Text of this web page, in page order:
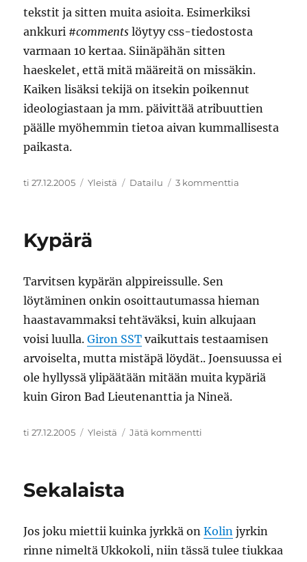
tekstit ja sitten muita asioita. Esimerkiksi
ankkuri #comments löytyy css-tiedostosta
varmaan 10 kertaa. Siinäpähän sitten
haeskelet, että mitä määreitä on missäkin.
Kaiken lisäksi tekijä on itsekin poikennut
ideologiastaan ja mm. päivittää atribuuttien
päälle myöhemmin tietoa aivan kummallisesta
paikasta.
Julkaistu
ti 27.12.2005 Kategoriat
Yleistä Avainsanat
Datailu 3 kommenttia
Kypärä
Tarvitsen kypärän alppireissulle. Sen
löytäminen onkin osoittautumassa hieman
haastavammaksi tehtäväksi, kuin alkujaan
voisi luulla.Giron SST vaikuttais testaamisen
arvoiselta, mutta mistäpä löydät.. Joensuussa ei
ole hyllyssä ylipäätään mitään muita kypäriä
kuin Giron Bad Lieutenanttia ja Nineä.
Julkaistu
ti 27.12.2005 Kategoriat
Yleistä Jätä kommentti
Sekalaista
Jos joku miettii kuinka jyrkkä onKolin jyrkin
rinne nimeltä Ukkokoli, niin tässä tulee tiukkaa